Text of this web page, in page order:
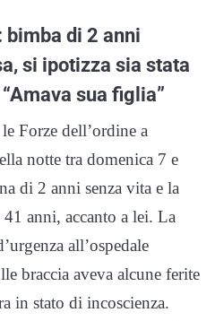
bimba di 2 anni
si ipotizza sia stata
sua figlia”
Forze dell’ordine a
notte tra domenica 7 e
di 2 anni senza vita e la
41 anni, accanto a lei. La
all’ospedale
braccia aveva alcune ferite
in stato di incoscienza.